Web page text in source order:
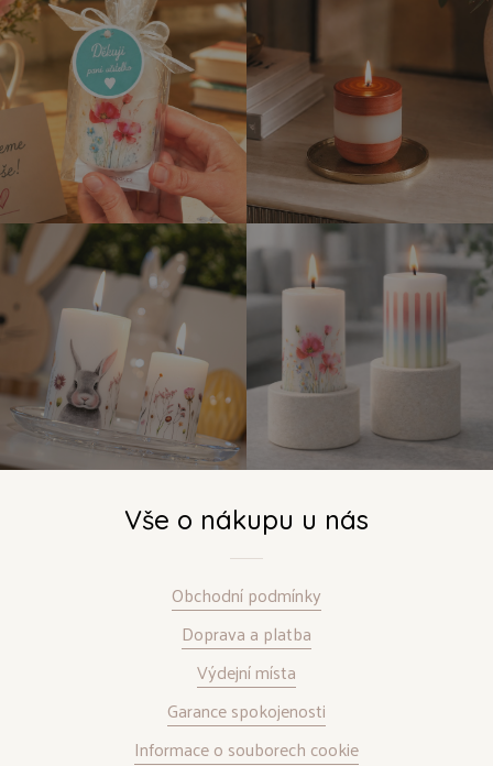
Vše o nákupu u nás
Obchodní podmínky
Doprava a platba
Výdejní místa
Garance spokojenosti
Informace o souborech cookie